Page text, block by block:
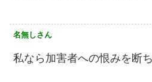
名無しさん
私なら加害者への恨みを断